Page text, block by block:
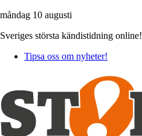
måndag 10 augusti
Sveriges största kändistidning online!
Tipsa oss om nyheter!